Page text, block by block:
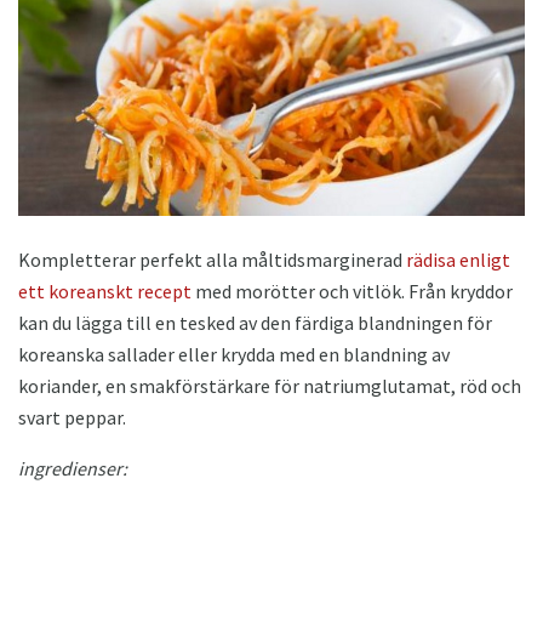
Kompletterar perfekt alla måltidsmarginerad rädisa enligt
ett koreanskt recept med morötter och vitlök. Från kryddor
kan du lägga till en tesked av den färdiga blandningen för
koreanska sallader eller krydda med en blandning av
koriander, en smakförstärkare för natriumglutamat, röd och
svart peppar.
ingredienser: